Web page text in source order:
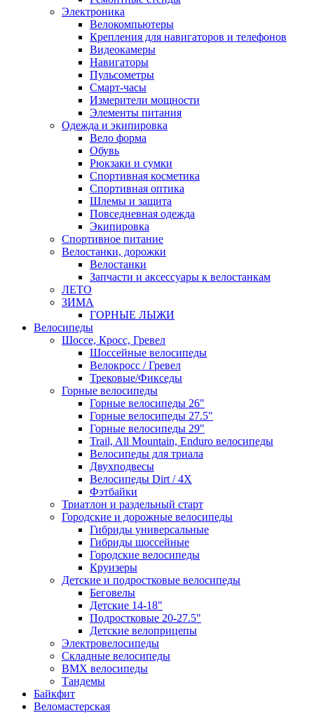
Электроника
Велокомпьютеры
Крепления для навигаторов и телефонов
Видеокамеры
Навигаторы
Пульсометры
Смарт-часы
Измерители мощности
Элементы питания
Одежда и экипировка
Вело форма
Обувь
Рюкзаки и сумки
Спортивная косметика
Спортивная оптика
Шлемы и защита
Повседневная одежда
Экипировка
Спортивное питание
Велостанки, дорожки
Велостанки
Запчасти и аксессуары к велостанкам
ЛЕТО
ЗИМА
ГОРНЫЕ ЛЫЖИ
Велосипеды
Шоссе, Кросс, Гревел
Шоссейные велосипеды
Велокросс / Гревел
Трековые/Фикседы
Горные велосипеды
Горные велосипеды 26"
Горные велосипеды 27.5"
Горные велосипеды 29"
Trail, All Mountain, Enduro велосипеды
Велосипеды для триала
Двухподвесы
Велосипеды Dirt / 4X
Фэтбайки
Триатлон и раздельный старт
Городские и дорожные велосипеды
Гибриды универсальные
Гибриды шоссейные
Городские велосипеды
Круизеры
Детские и подростковые велосипеды
Беговелы
Детские 14-18"
Подростковые 20-27.5"
Детские велоприцепы
Электровелосипеды
Складные велосипеды
BMX велосипеды
Тандемы
Байкфит
Веломастерская